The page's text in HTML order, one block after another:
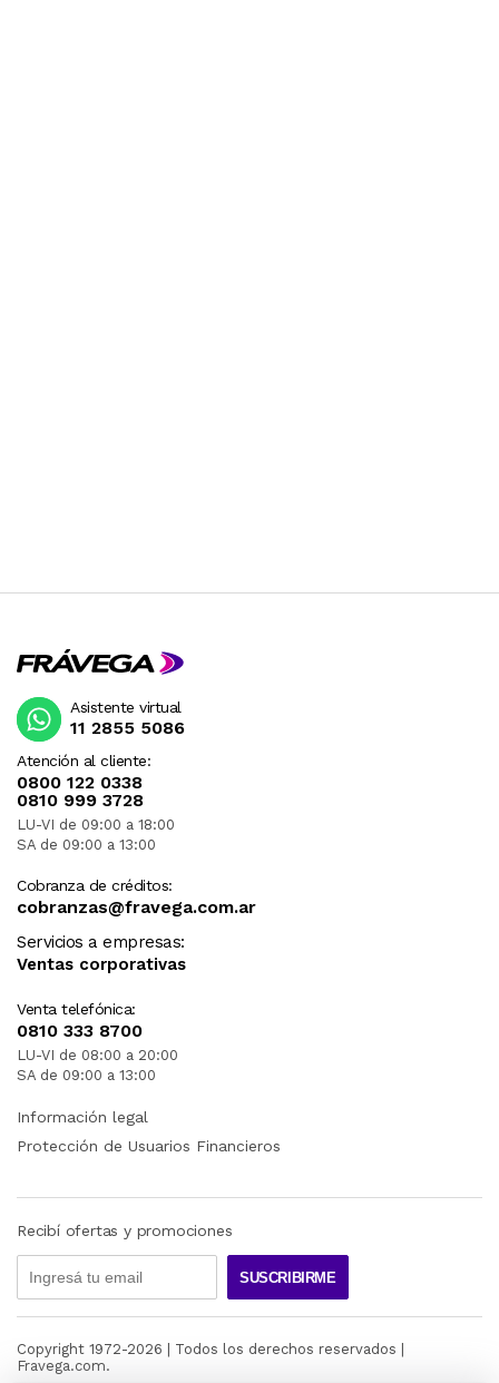
Atención al cliente:
0800 122 0338
0810 999 3728
LU-VI de 09:00 a 18:00
SA de 09:00 a 13:00
Cobranza de créditos:
cobranzas@fravega.com.ar
Servicios a empresas:
Ventas corporativas
Venta telefónica:
0810 333 8700
LU-VI de 08:00 a 20:00
SA de 09:00 a 13:00
Asistente virtual
11 2855 5086
Información legal
Protección de Usuarios Financieros
Recibí ofertas y promociones
SUSCRIBIRME
Copyright 1972-2026 | Todos los derechos reservados |
Fravega.com.